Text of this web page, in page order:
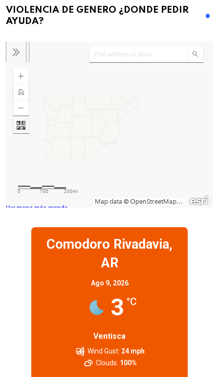
VIOLENCIA DE GENERO ¿DONDE PEDIR
AYUDA?
Ver mapa más grande
Comodoro Rivadavia,
AR
Ago 9, 2026
3 °C
Ventisca
Wind Gust: 24 mph
Clouds: 100%